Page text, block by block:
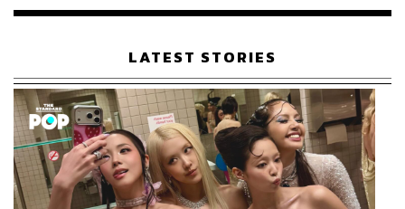
เรือนไทยที่ถูกซุกไว้
LATEST STORIES